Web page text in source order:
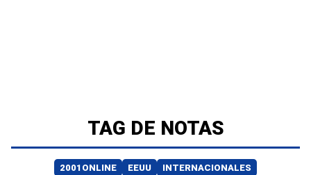
TAG DE NOTAS
2001ONLINE EEUU INTERNACIONALES